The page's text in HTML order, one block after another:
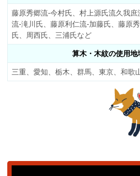
藤原秀郷流-今村氏、村上源氏流久我
流-滝川氏、藤原利仁流-加藤氏、藤原
氏、周西氏、三浦氏など
算木・木紋の使用地
三重、愛知、栃木、群馬、東京、和歌